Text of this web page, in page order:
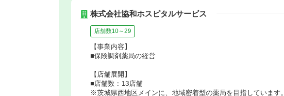
株式会社協和ホスピタルサービス
店舗数10～29
【事業内容】
■保険調剤薬局の経営
【店舗展開】
■店舗数：13店舗
※茨城県西地区メインに、地域密着型の薬局を目指しています。